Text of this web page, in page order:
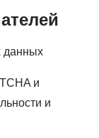
данных
и
и